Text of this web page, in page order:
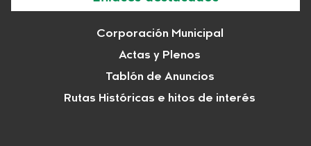
Corporación Municipal
Actas y Plenos
Tablón de Anuncios
Rutas Históricas e hitos de interés